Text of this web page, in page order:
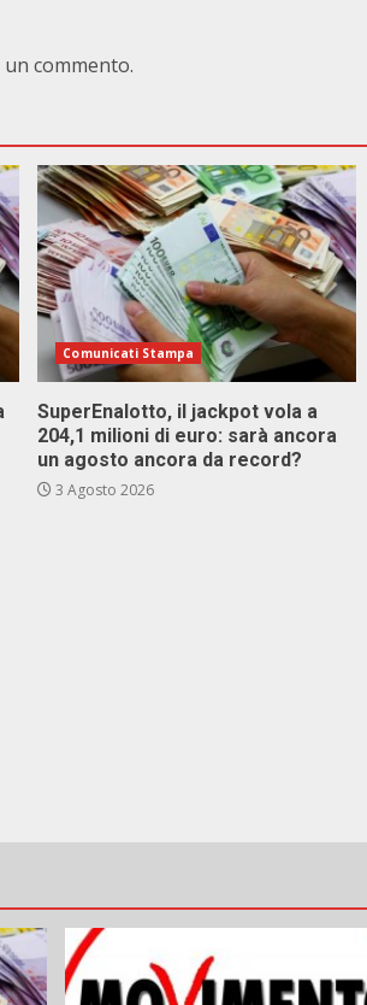
commento.
Comunicati Stampa
SuperEnalotto, il jackpot vola a
204,1 milioni di euro: sarà ancora
un agosto ancora da record?
3 Agosto 2026